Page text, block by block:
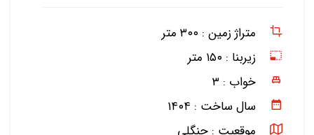
متراژ زمین : ۳۰۰ متر
زیربنا : ۱۵۰ متر
خواب : ۳
سال ساخت : ۱۴۰۴
موقعیت : جنگلی